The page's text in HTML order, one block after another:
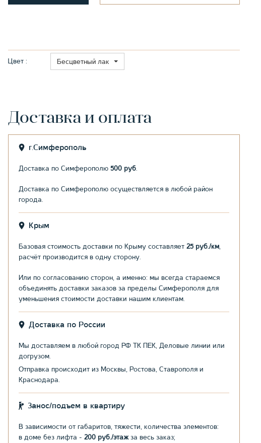
Цвет : Бесцветный лак
Доставка и оплата
г.Симферополь
Доставка по Симферополю 500 руб
Доставка по Симферополю осуществляется в любой район
города.
Крым
Базовая стоимость доставки по Крыму составляет 25 руб./км
расчёт производится в одну сторону.
Или по согласованию сторон, а именно: мы всегда стараемся
объединять доставки заказов за пределы Симферополя для
уменьшения стоимости доставки нашим клиентам.
Доставка по России
Мы доставляем в любой город РФ ТК ПЕК, Деловые линии или
догрузом.
Отправка происходит из Москвы, Ростова, Ставрополя и
Краснодара.
Занос/подъем в квартиру
В зависимости от габаритов, тяжести, количества элементов:
в доме без лифта - 200 руб./этажза весь заказ;